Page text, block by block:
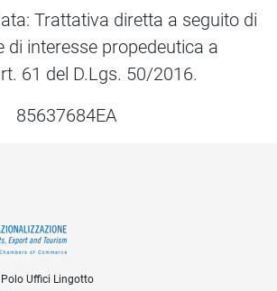
Trattativa diretta a seguito di
di interesse propedeutica a
61 del D.Lgs. 50/2016.
Uffici Lingotto